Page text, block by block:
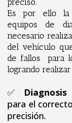
Es por ello la
equipos de
necesario
del vehículo
de fallos para
logrando
✅
para el
precisión.